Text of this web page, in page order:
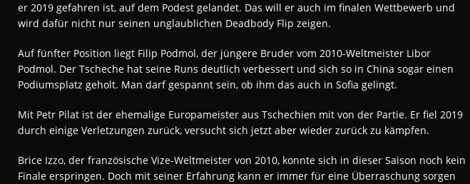
er 2019 gefahren ist, auf dem Podest gelandet. Das will er auch im finalen Wettbewerb und
wird dafür nicht nur seinen unglaublichen Deadbody Flip zeigen.
Auf fünfter Position liegt Filip Podmol, der jüngere Bruder vom 2010-Weltmeister Libor
Podmol. Der Tscheche hat seine Runs deutlich verbessert und sich so in China sogar einen
Podiumsplatz geholt. Man darf gespannt sein, ob ihm das auch in Sofia gelingt.
Mit Petr Pilat ist der ehemalige Europameister aus Tschechien mit von der Partie. Er fiel 2019
durch einige Verletzungen zurück, versucht sich jetzt aber wieder zurück zu kämpfen.
Brice Izzo, der französische Vize-Weltmeister von 2010, konnte sich in dieser Saison noch kein
Finale erspringen. Doch mit seiner Erfahrung kann er immer für eine Überraschung sorgen